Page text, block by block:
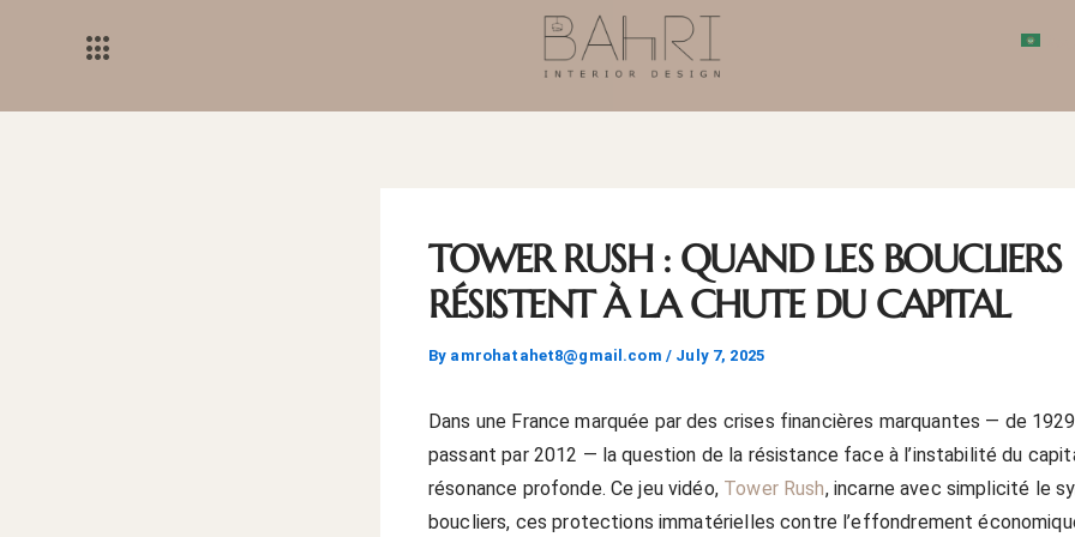
TOWER RUSH : QUAND LES BOUCLIERS
RÉSISTENT À LA CHUTE DU CAPITAL
By amrohatahet8@gmail.com / July 7, 2025
Dans une France marquée par des crises financières marquantes — de
passant par 2012 — la question de la résistance face à l’instabilité du
résonance profonde. Ce jeu vidéo, Tower Rush, incarne avec simplicité le
boucliers, ces protections immatérielles contre l’effondrement